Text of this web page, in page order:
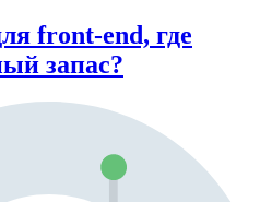
front-end, где
запас?